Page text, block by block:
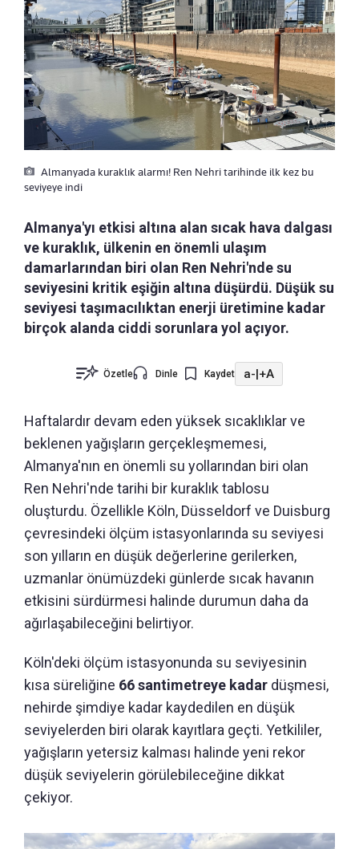
Almanyada kuraklık alarmı! Ren Nehri tarihinde ilk kez bu
seviyeye indi
Almanya'yı etkisi altına alan sıcak hava dalgası
ve kuraklık, ülkenin en önemli ulaşım
damarlarından biri olan Ren Nehri'nde su
seviyesini kritik eşiğin altına düşürdü. Düşük su
seviyesi taşımacılıktan enerji üretimine kadar
birçok alanda ciddi sorunlara yol açıyor.
Özetle Dinle Kaydet a-|+A
Haftalardır devam eden yüksek sıcaklıklar ve
beklenen yağışların gerçekleşmemesi,
Almanya'nın en önemli su yollarından biri olan
Ren Nehri'nde tarihi bir kuraklık tablosu
oluşturdu. Özellikle Köln, Düsseldorf ve Duisburg
çevresindeki ölçüm istasyonlarında su seviyesi
son yılların en düşük değerlerine gerilerken,
uzmanlar önümüzdeki günlerde sıcak havanın
etkisini sürdürmesi halinde durumun daha da
ağırlaşabileceğini belirtiyor.
Köln'deki ölçüm istasyonunda su seviyesinin
kısa süreliğine 66 santimetreye kadar düşmesi,
nehirde şimdiye kadar kaydedilen en düşük
seviyelerden biri olarak kayıtlara geçti. Yetkililer,
yağışların yetersiz kalması halinde yeni rekor
düşük seviyelerin görülebileceğine dikkat
çekiyor.